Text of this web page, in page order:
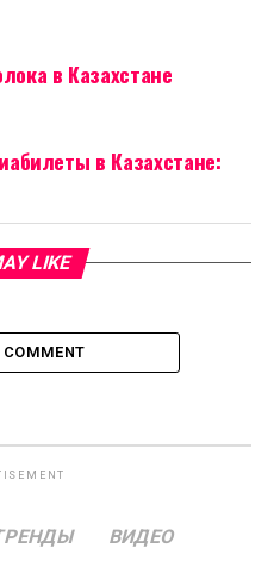
в Казахстане
в Казахстане:
LIKE
COMMENT
ВИДЕО